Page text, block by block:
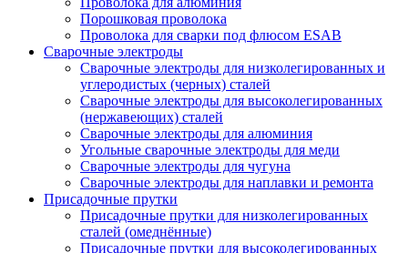
Порошковая проволока
Проволока для сварки под флюсом ESAB
Сварочные электроды
Сварочные электроды для низколегированных и
углеродистых (черных) сталей
Сварочные электроды для высоколегированных
(нержавеющих) сталей
Сварочные электроды для алюминия
Угольные сварочные электроды для меди
Сварочные электроды для чугуна
Сварочные электроды для наплавки и ремонта
Присадочные прутки
Присадочные прутки для низколегированных
сталей (омеднённые)
Присадочные прутки для высоколегированных